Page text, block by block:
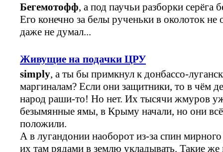
Бегемотофф, а под паучьи разборки серёга
Его конечно за белы рученьки в околоток не
даже не думал...
Живущие на подачки ЦРУ
simply, а ты бы примкнул к донбассо-
маргиналам? Если они защитники, то в чём
народ раши-то! Но нет. Их тысячи жмуров
безымянные ямы, в Крыму начали, но они
положили.
А в лугандонии наоборот из-за спин
их там рядами в землю укладывать. Такие